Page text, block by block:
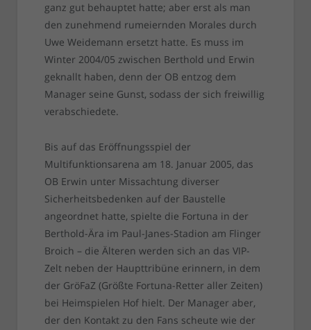
ganz gut behauptet hatte; aber erst als man
den zunehmend rumeiernden Morales durch
Uwe Weidemann ersetzt hatte. Es muss im
Winter 2004/05 zwischen Berthold und Erwin
geknallt haben, denn der OB entzog dem
Manager seine Gunst, sodass der sich freiwillig
verabschiedete.
Bis auf das Eröffnungsspiel der
Multifunktionsarena am 18. Januar 2005, das
OB Erwin unter Missachtung diverser
Sicherheitsbedenken auf der Baustelle
angeordnet hatte, spielte die Fortuna in der
Berthold-Ära im Paul-Janes-Stadion am Flinger
Broich – die Älteren werden sich an das VIP-
Zelt neben der Haupttribüne erinnern, in dem
der GröFaZ (Größte Fortuna-Retter aller Zeiten)
bei Heimspielen Hof hielt. Der Manager aber,
der den Kontakt zu den Fans scheute wie der